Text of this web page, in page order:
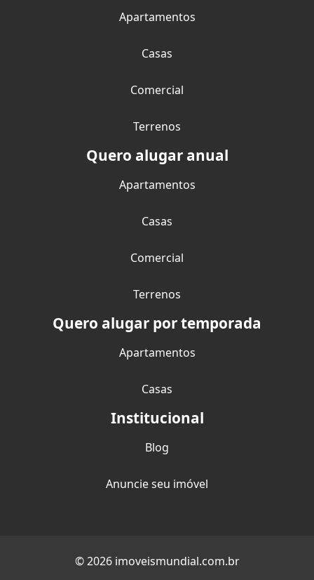
Apartamentos
Casas
Comercial
Terrenos
Quero alugar anual
Apartamentos
Casas
Comercial
Terrenos
Quero alugar por temporada
Apartamentos
Casas
Institucional
Blog
Anuncie seu imóvel
© 2026 imoveismundial.com.br